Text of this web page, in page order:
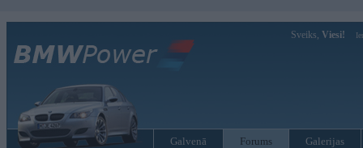
Sveiks, Viesi!
Galvenā Forums Galerijas